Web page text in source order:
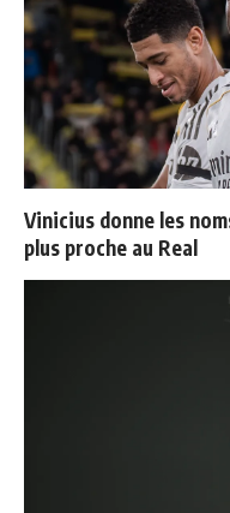
Vinicius donne les
plus proche au Real